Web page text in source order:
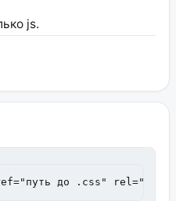
js.
до .css"